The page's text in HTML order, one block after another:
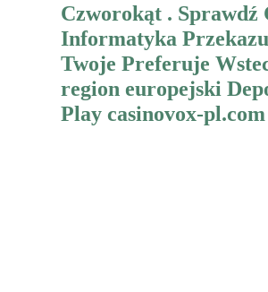
Czworokąt . Sprawdź
Informatyka
Twoje Preferuje
region europejski
Play casinovox-pl.com